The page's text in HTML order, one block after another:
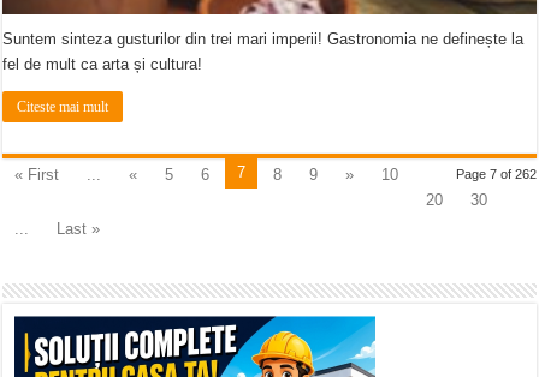
Suntem sinteza gusturilor din trei mari imperii! Gastronomia ne definește la
fel de mult ca arta și cultura!
Citeste mai mult
Page 7 of 262
« First « 5 6 7 8 9 »
10
20
30
Last »